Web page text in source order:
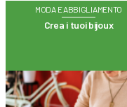
MODA E ABBIGLIAMENTO
Crea i tuoi bijoux